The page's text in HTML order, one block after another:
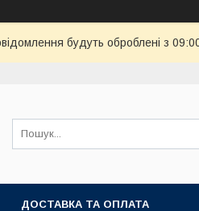
будуть оброблені з
ДОСТАВКА ТА ОПЛАТА